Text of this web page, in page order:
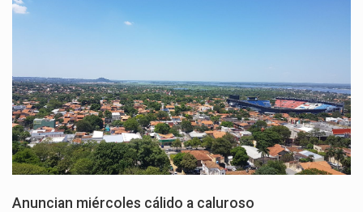
Anuncian miércoles cálido a caluroso